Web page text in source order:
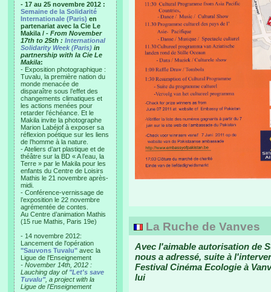
- 17 au 25 novembre 2012 :
Semaine de la Solidarité
Internationale (Paris) en
partenariat avec la Cie Le
Makila / - From November
17th to 25th : International
Solidarity Week (Paris) in
partnership with la Cie Le
Makila:
- Exposition photographique :
Tuvalu, la première nation du
monde menacée de
disparaître sous l’effet des
changements climatiques et
les actions menées pour
retarder l’échéance. Et le
Makila invite la photographe
Marion Labéjof à exposer sa
réflexion poétique sur les liens
de l’homme à la nature.
- Ateliers d’art plastique et de
théâtre sur la BD « A l’eau, la
Terre » par le Makila pour les
enfants du Centre de Loisirs
Mathis le 21 novembre après-
midi.
- Conférence-vernissage de
l’exposition le 22 novembre
agrémentée de contes.
Au Centre d’animation Mathis
(15 rue Mathis, Paris 19e)
- 14 novembre 2012:
Lancement de l'opération
"Sauvons Tuvalu" avec la
Ligue de l'Enseignement
- November 14th, 2012 :
Lauching day of "Let's save
Tuvalu", a project with la
Ligue de l'Enseignement
La Ruche de Vanves
Avec l'aimable autorisation de
nous a adressé, suite à
Festival Cinéma Ecologie à
lui